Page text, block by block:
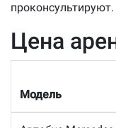
проконсультируют.
Цена
Модель